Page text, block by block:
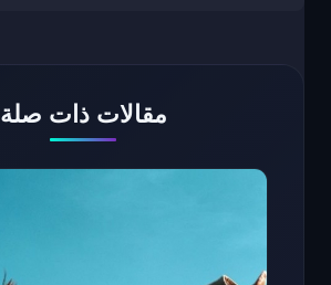
مقالات ذات صلة